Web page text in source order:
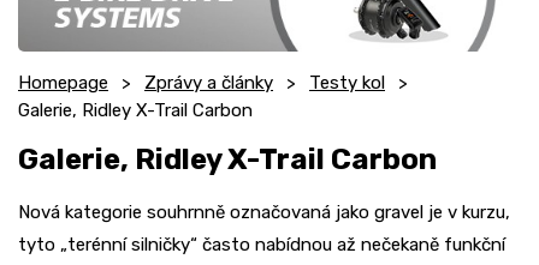
Homepage Zprávy a články
Testy kol
Galerie, Ridley X-Trail Carbon
Galerie, Ridley X-Trail Carbon
Nová kategorie souhrnně označovaná jako gravel je v kurzu,
tyto „terénní silničky“ často nabídnou až nečekaně funkční